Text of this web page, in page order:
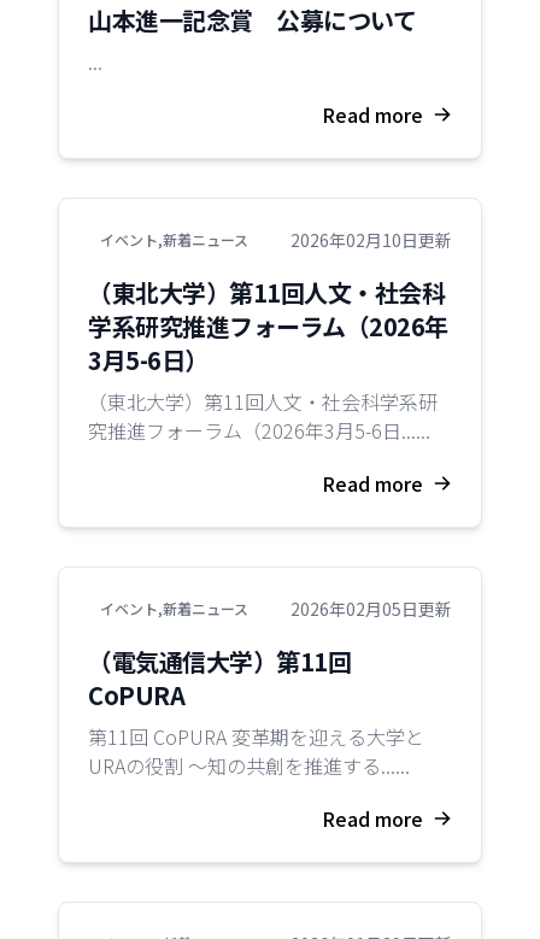
山本進一記念賞 公募について
...
Read more
イベント,新着ニュース 2026年02月10日更新
（東北大学）第11回人文・社会科
学系研究推進フォーラム（2026年
3月5-6日）
（東北大学）第11回人文・社会科学系研
究推進フォーラム（2026年3月5-6日......
Read more
イベント,新着ニュース 2026年02月05日更新
（電気通信大学）第11回
CoPURA
第11回 CoPURA 変革期を迎える大学と
URAの役割 ～知の共創を推進する......
Read more